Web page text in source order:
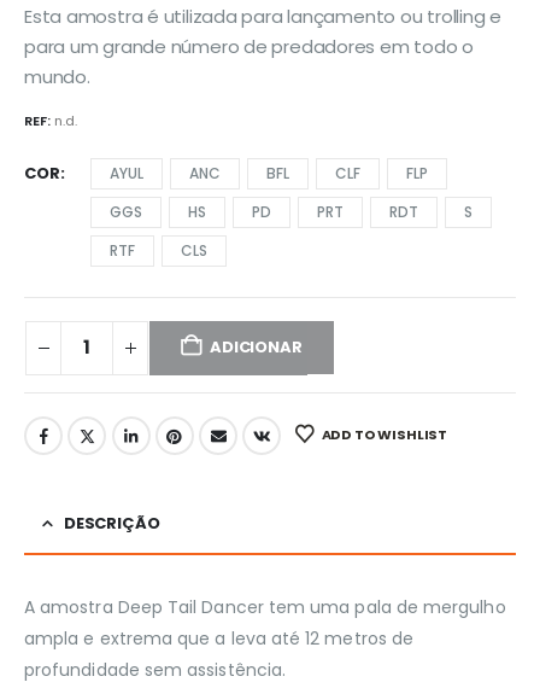
Esta amostra é utilizada para lançamento ou trolling e
para um grande número de predadores em todo o
mundo.
REF: n.d.
COR AYUL ANC BFL CLF
FLP
GGS
HS PD PRT RDT
S
RTF
CLS
ADICIONAR
ADD TO WISHLIST
DESCRIÇÃO
A amostra Deep Tail Dancer tem uma pala de mergulho
ampla e extrema que a leva até 12 metros de
profundidade sem assistência.